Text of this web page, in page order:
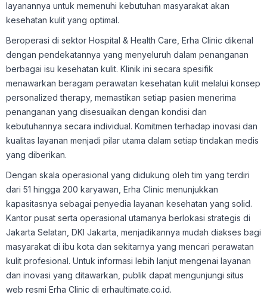
layanannya untuk memenuhi kebutuhan masyarakat akan
kesehatan kulit yang optimal.
Beroperasi di sektor Hospital & Health Care, Erha Clinic dikenal
dengan pendekatannya yang menyeluruh dalam penanganan
berbagai isu kesehatan kulit. Klinik ini secara spesifik
menawarkan beragam perawatan kesehatan kulit melalui konsep
personalized therapy, memastikan setiap pasien menerima
penanganan yang disesuaikan dengan kondisi dan
kebutuhannya secara individual. Komitmen terhadap inovasi dan
kualitas layanan menjadi pilar utama dalam setiap tindakan medis
yang diberikan.
Dengan skala operasional yang didukung oleh tim yang terdiri
dari 51 hingga 200 karyawan, Erha Clinic menunjukkan
kapasitasnya sebagai penyedia layanan kesehatan yang solid.
Kantor pusat serta operasional utamanya berlokasi strategis di
Jakarta Selatan, DKI Jakarta, menjadikannya mudah diakses bagi
masyarakat di ibu kota dan sekitarnya yang mencari perawatan
kulit profesional. Untuk informasi lebih lanjut mengenai layanan
dan inovasi yang ditawarkan, publik dapat mengunjungi situs
web resmi Erha Clinic di erhaultimate.co.id.